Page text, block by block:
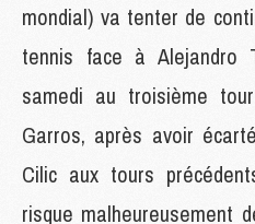
mondial) va tenter de
tennis face à Alejandro
samedi au troisième
Garros, après avoir
Cilic aux tours
risque malheureusement